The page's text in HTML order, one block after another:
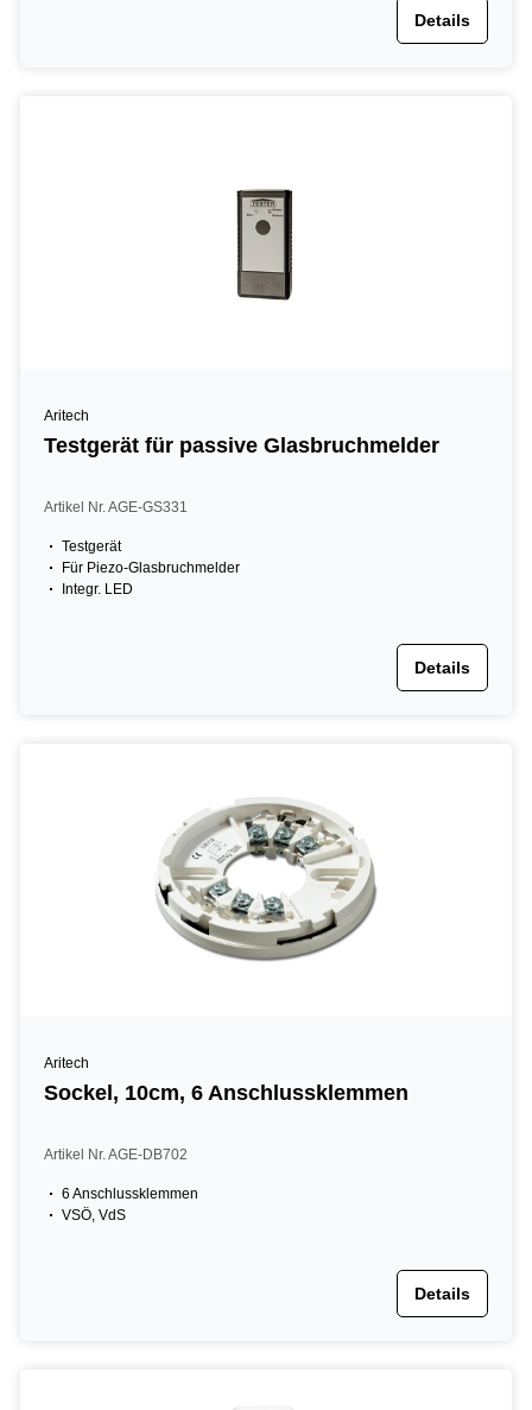
Details
Aritech
Testgerät für passive Glasbruchmelder
Artikel Nr. AGE-GS331
Testgerät
Für Piezo-Glasbruchmelder
Integr. LED
Details
Aritech
Sockel, 10cm, 6 Anschlussklemmen
Artikel Nr. AGE-DB702
6 Anschlussklemmen
VSÖ, VdS
Details